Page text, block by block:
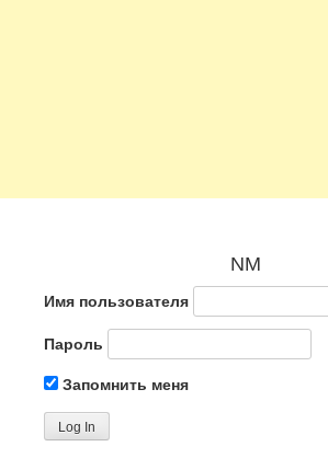
NM
Имя пользователя
Пароль
Запомнить меня